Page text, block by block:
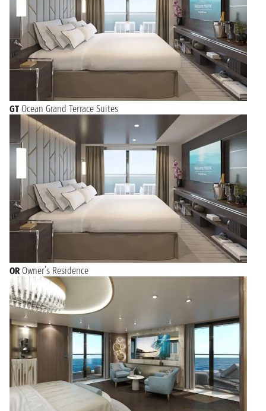
GT Ocean Grand Terrace Suites
OR Owner’s Residence